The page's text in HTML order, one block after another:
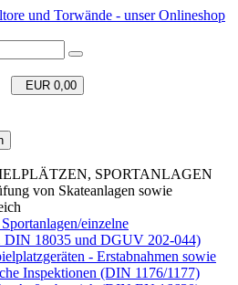
EUR 0,00
SPORTANLAGEN
von Skateanlagen sowie
einzelne
DIN 18035 und DGUV 202-044)
- Erstabnahmen sowie
Inspektionen (DIN 1176/1177)